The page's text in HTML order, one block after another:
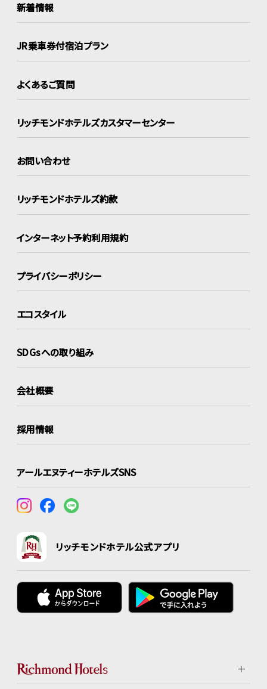
新着情報
JR乗車券付宿泊プラン
よくあるご質問
リッチモンドホテルズカスタマーセンター
お問い合わせ
リッチモンドホテルズ約款
インターネット予約利用規約
プライバシーポリシー
エコスタイル
SDGsへの取り組み
会社概要
採用情報
アールエヌティーホテルズSNS
リッチモンドホテル公式アプリ